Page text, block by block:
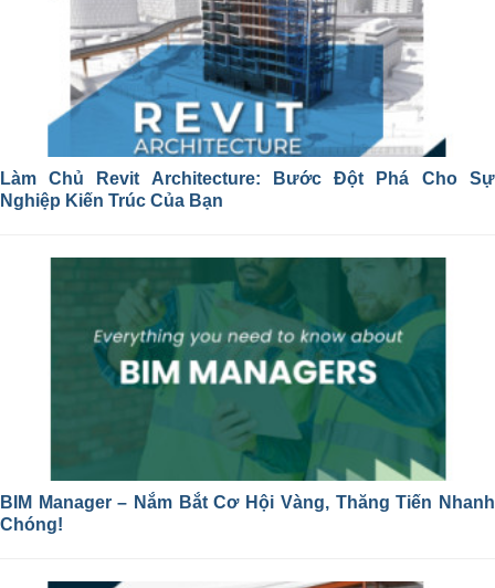
Làm Chủ Revit Architecture: Bước Đột Phá Cho Sự
Nghiệp Kiến Trúc Của Bạn
BIM Manager – Nắm Bắt Cơ Hội Vàng, Thăng Tiến Nhanh
Chóng!